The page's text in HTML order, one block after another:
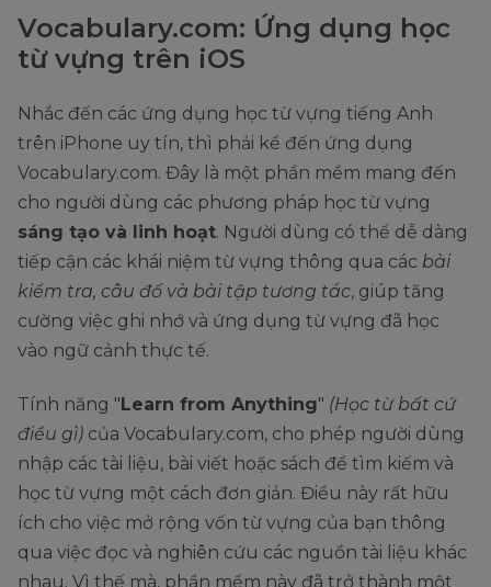
Vocabulary.com: Ứng dụng học
từ vựng trên iOS
Nhắc đến các ứng dụng học từ vựng tiếng Anh
trên iPhone uy tín, thì phải kể đến ứng dụng
Vocabulary.com. Đây là một phần mềm mang đến
cho người dùng các phương pháp học từ vựng
sáng tạo và linh hoạt. Người dùng có thể dễ dàng
tiếp cận các khái niệm từ vựng thông qua các bài
kiểm tra, câu đố và bài tập tương tác, giúp tăng
cường việc ghi nhớ và ứng dụng từ vựng đã học
vào ngữ cảnh thực tế.
Tính năng " Learn from Anything" (Học từ bất cứ
điều gì) của Vocabulary.com, cho phép người dùng
nhập các tài liệu, bài viết hoặc sách để tìm kiếm và
học từ vựng một cách đơn giản. Điều này rất hữu
ích cho việc mở rộng vốn từ vựng của bạn thông
qua việc đọc và nghiên cứu các nguồn tài liệu khác
nhau. Vì thế mà, phần mềm này đã trở thành một